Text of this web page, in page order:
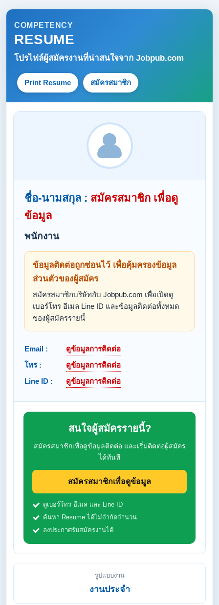
COMPETENCY
RESUME
โปรไฟล์ผู้สมัครงานที่น่าสนใจจาก Jobpub.com
Print Resume สมัครสมาชิก
ชื่อ-นามสกุล : สมัครสมาชิก เพื่อดู
ข้อมูล
พนักงาน
ข้อมูลติดต่อถูกซ่อนไว้ เพื่อคุ้มครองข้อมูล
ส่วนตัวของผู้สมัคร
สมัครสมาชิกบริษัทกับ Jobpub.com เพื่อเปิดดู
เบอร์โทร อีเมล Line ID และข้อมูลติดต่อทั้งหมด
ของผู้สมัครรายนี้
Email :
ดูข้อมูลการติดต่อ
โทร :
ดูข้อมูลการติดต่อ
Line ID :
ดูข้อมูลการติดต่อ
สนใจผู้สมัครรายนี้?
สมัครสมาชิกเพื่อดูข้อมูลติดต่อ และเริ่มติดต่อผู้สมัคร
ได้ทันที
สมัครสมาชิกเพื่อดูข้อมูล
ดูเบอร์โทร อีเมล และ Line ID
ค้นหา Resume ได้ไม่จำกัดจำนวน
ลงประกาศรับสมัครงานได้
รูปแบบงาน
งานประจำ